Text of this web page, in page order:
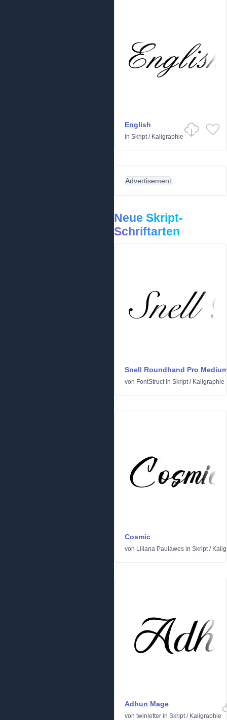
English
in Skript/ Kaligraphie
Advertisement
Neue Skript-
Schriftarten
Snell Roundhand Pro
von FontStructin Skript/ Kaligraphie
Cosmic
von Liliana Paulawes in Skript/
Adhun Mage
von twinletter in Skript/ Kaligraphie